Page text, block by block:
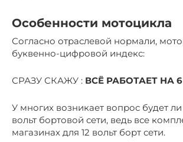
Особенности мотоцикла
Согласно отраслевой нормали,
буквенно-цифровой индекс:
СРАЗУ СКАЖУ : ВСЁ РАБОТАЕТ НА
У многих возникает вопрос будет
вольт бортовой сети, ведь все
магазинах для 12 вольт борт сети.